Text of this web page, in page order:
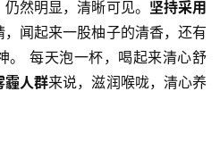
仍然明显，清晰可见。 坚持采用
，闻起来一股柚子的清香，还有
。 每天泡一杯，喝起来清心舒
霾人群来说，滋润喉咙，清心养